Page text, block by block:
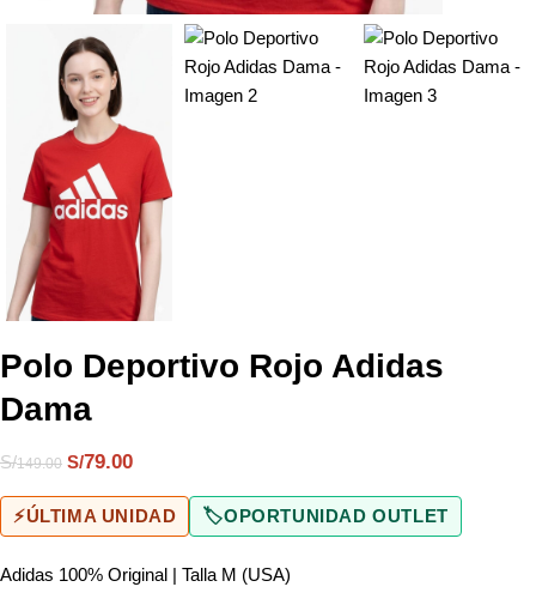
Polo Deportivo Rojo Adidas
Dama
S/149.00 S/79.00
⚡ÚLTIMA UNIDAD 🏷️OPORTUNIDAD OUTLET
Adidas 100% Original | Talla M (USA)